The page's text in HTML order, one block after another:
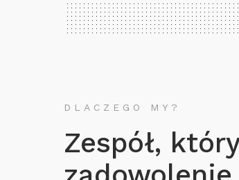
DLACZEGO MY?
Zespół,